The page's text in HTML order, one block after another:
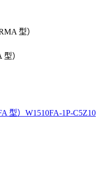
型）
）
型） W1510FA-1P-C5Z10